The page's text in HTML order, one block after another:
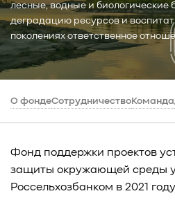
лесные, водные и биологические
деградацию ресурсов и
поколениях ответственное
О фондеСотрудничествоКоманда
Фонд поддержки проектов
защиты окружающей среды
Россельхозбанком в 2021